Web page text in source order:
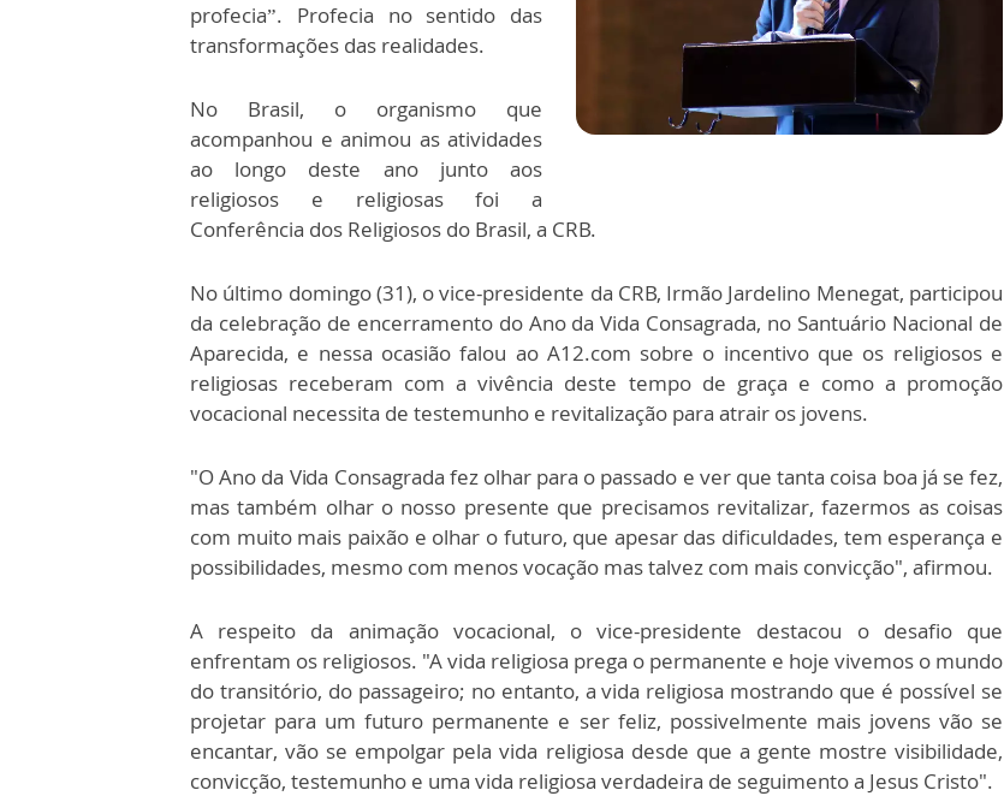
profecia”. Profecia no sentido das
transformações das realidades.
No Brasil, o organismo que
acompanhou e animou as atividades
ao longo deste ano junto aos
religiosos e religiosas foi a
Conferência dos Religiosos do Brasil, a CRB.
No último domingo (31), o vice-presidente da CRB, Irmão Jardelino Menegat, participou
da celebração de encerramento do Ano da Vida Consagrada, no Santuário Nacional de
Aparecida, e nessa ocasião falou ao A12.com sobre o incentivo que os religiosos e
religiosas receberam com a vivência deste tempo de graça e como a promoção
vocacional necessita de testemunho e revitalização para atrair os jovens.
"O Ano da Vida Consagrada fez olhar para o passado e ver que tanta coisa boa já se fez,
mas também olhar o nosso presente que precisamos revitalizar, fazermos as coisas
com muito mais paixão e olhar o futuro, que apesar das dificuldades, tem esperança e
possibilidades, mesmo com menos vocação mas talvez com mais convicção", afirmou.
A respeito da animação vocacional, o vice-presidente destacou o desafio que
enfrentam os religiosos. "A vida religiosa prega o permanente e hoje vivemos o mundo
do transitório, do passageiro; no entanto, a vida religiosa mostrando que é possível se
projetar para um futuro permanente e ser feliz, possivelmente mais jovens vão se
encantar, vão se empolgar pela vida religiosa desde que a gente mostre visibilidade,
convicção, testemunho e uma vida religiosa verdadeira de seguimento a Jesus Cristo".